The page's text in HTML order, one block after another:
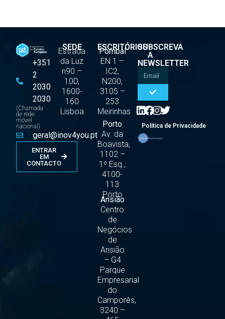
+351
2
2030
2030
(Chamada
de rede
móvel
nacional)
geral@inov4you.pt
ENTRAR
EM
CONTACTO
SEDE
Estrada
da Luz
n90 –
10D,
1600-
160
Lisboa
ESCRITÓRIOS
Pombal
EN 1 –
IC2,
N200,
3105 –
253
Meirinhas
Porto
Av. da
Boavista,
1102 –
1º Esq.,
4100-
113
Porto
Ansião
Centro
de
Negócios
de
Ansião
– G4
Parque
Empresarial
do
Camporês,
3240 –
SUBSCREVA
A
NEWSLETTER
Política de Privacidade